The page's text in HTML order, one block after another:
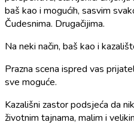
baš kao i mogućih, sasvim
Čudesnima. Drugačijima.
Na neki način, baš kao i
Prazna scena ispred vas
sve moguće.
Kazališni zastor podsjeća da
životnim tajnama, malim i